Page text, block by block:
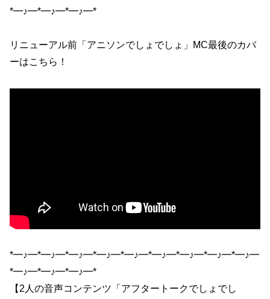
*━♪━*━♪━*━♪━*
リニューアル前「アニソンでしょでしょ」MC最後のカバ
ーはこちら！
*━♪━*━♪━*━♪━*━♪━*━♪━*━♪━*━♪━*━♪━*━♪━
*━♪━*━♪━*━♪━*
【2人の音声コンテンツ「アフタートークでしょでし